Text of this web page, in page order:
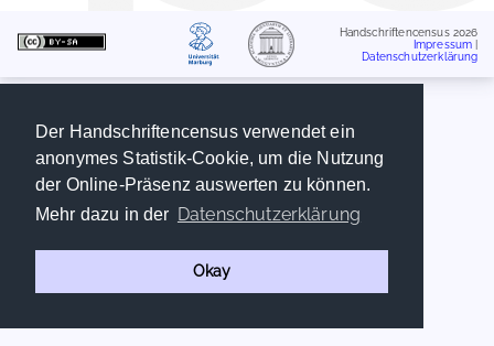
Der Handschriftencensus verwendet ein
anonymes Statistik-Cookie, um die Nutzung
der Online-Präsenz auswerten zu können.
Mehr dazu in der Datenschutzerklärung
Okay
Handschriftencensus 2026
Impressum
Datenschutzerklärung